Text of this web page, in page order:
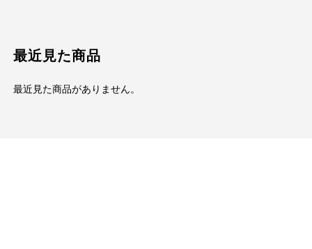
最近見た商品
最近見た商品がありません。